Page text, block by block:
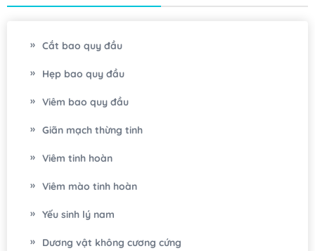
Cắt bao quy đầu
Hẹp bao quy đầu
Viêm bao quy đầu
Giãn mạch thừng tinh
Viêm tinh hoàn
Viêm mào tinh hoàn
Yếu sinh lý nam
Dương vật không cương cứng